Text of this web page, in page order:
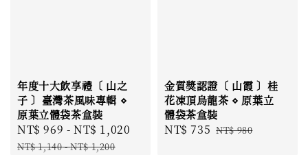
年度十大飲享禮〔 山之
子 〕臺灣茶風味專輯 ⋄
原葉立體袋茶盒裝
Sale
price
NT$ 969 -NT$ 1,020
Regular
NT$ 1,140-NT$ 1,200
金質獎認證〔 山霞 〕桂
花凍頂烏龍茶 ⋄ 原葉立
體袋茶盒裝
Sale
NT$ 735 Regular
NT$ 980